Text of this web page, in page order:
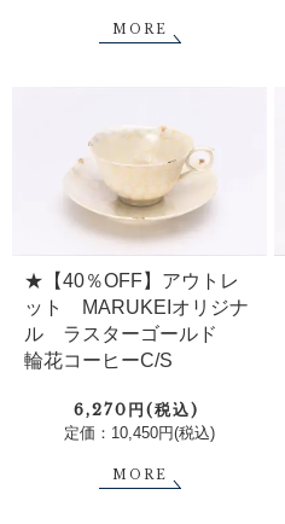
MORE
★【40％OFF】アウトレ
ット MARUKEIオリジナ
ル ラスターゴールド
輪花コーヒーC/S
6,270円(税込)
定価：10,450円(税込)
MORE